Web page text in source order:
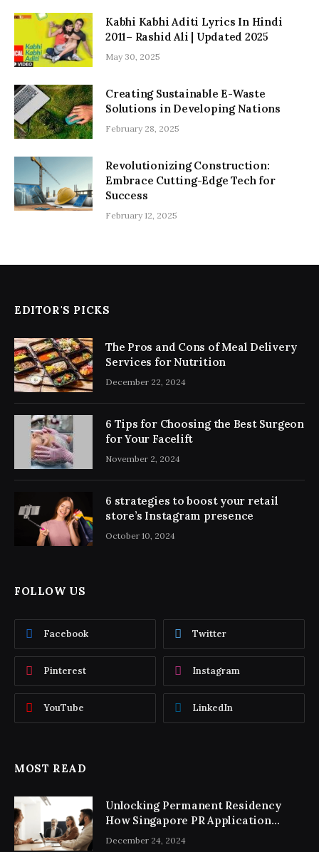
Kabhi Kabhi Aditi Lyrics In Hindi
2011– Rashid Ali | Updated 2025
May 30, 2025
Creating Sustainable E-Waste
Solutions in Developing Nations
February 28, 2025
Revolutionizing Construction:
Embrace Cutting-Edge Tech for
Success
February 12, 2025
EDITOR'S PICKS
The Pros and Cons of Meal Delivery
Services for Nutrition
December 22, 2024
6 Tips for Choosing the Best Surgeon
for Your Facelift
November 2, 2024
6 strategies to boost your retail
store’s Instagram presence
October 10, 2024
FOLLOW US
Facebook Twitter
Pinterest Instagram
YouTube LinkedIn
MOST READ
Unlocking Permanent Residency
How Singapore PR Application
Consultancy Simplifies the Process
December 24, 2024